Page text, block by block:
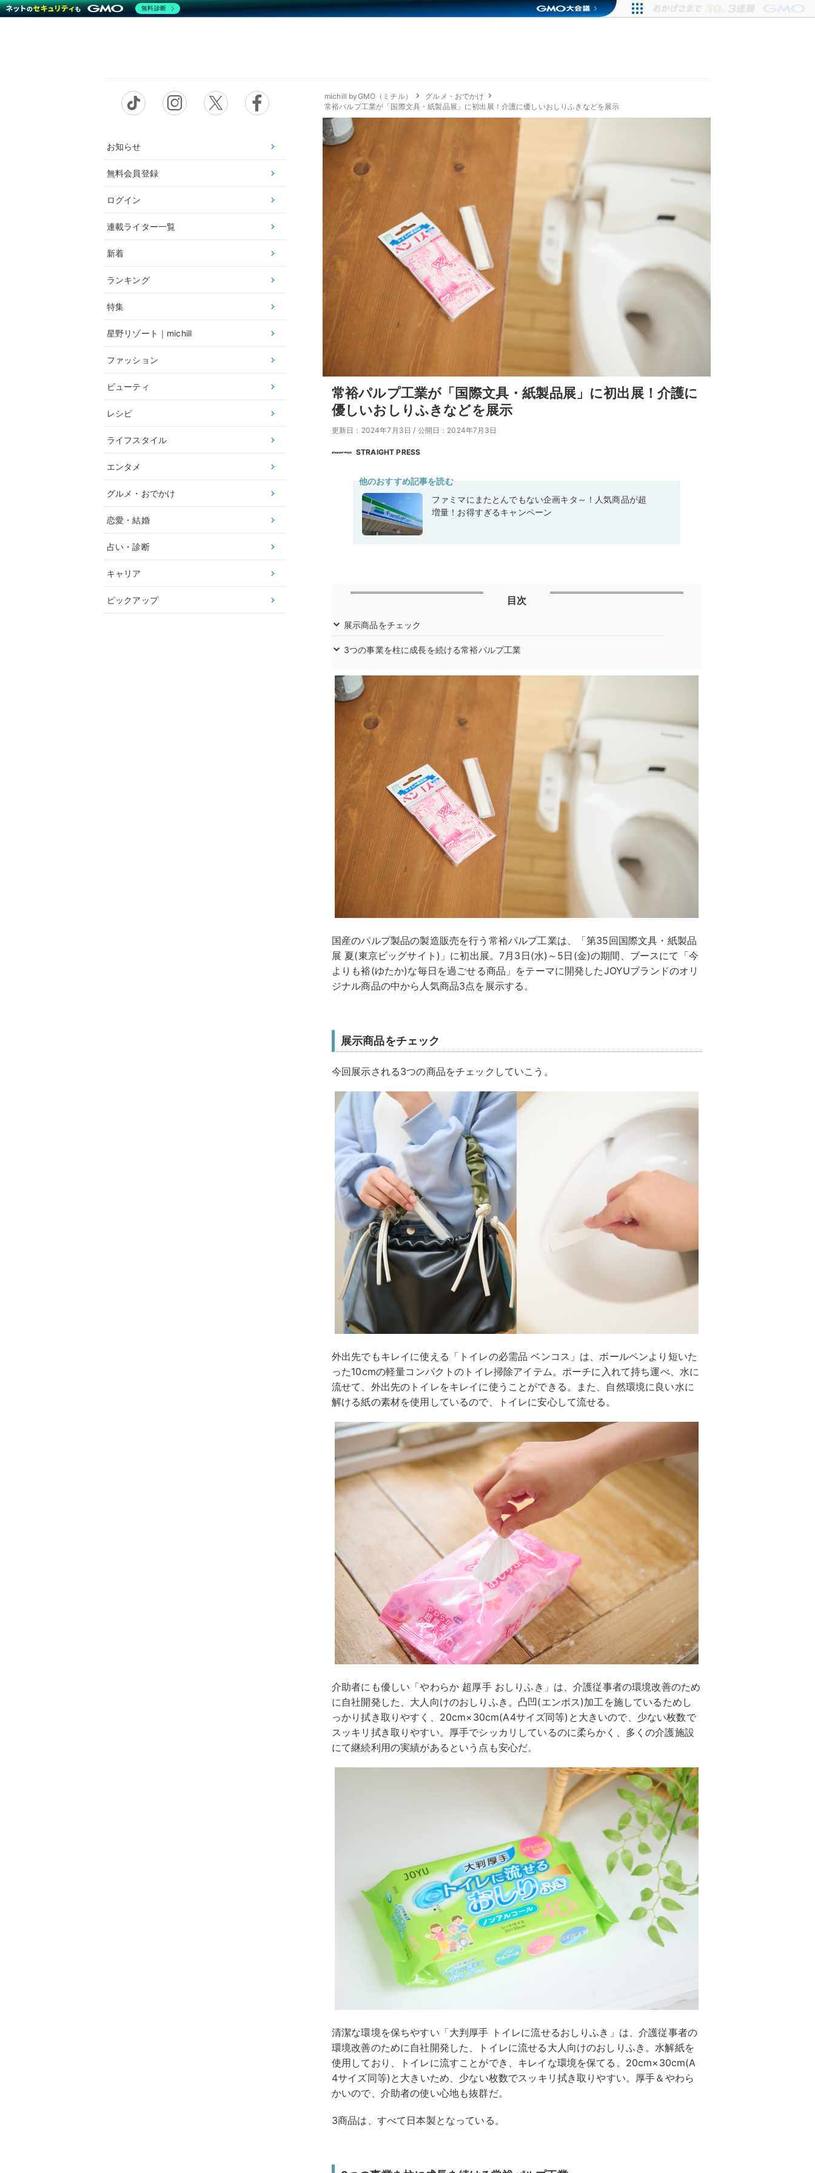
お知らせ
無料会員登録
ログイン
連載ライター一覧
新着
ランキング
特集
星野リゾート｜michill
ファッション
ビューティ
レシピ
ライフスタイル
エンタメ
グルメ・おでかけ
恋愛・結婚
占い・診断
キャリア
ピックアップ
michill byGMO（ミチル）
グルメ・おでかけ
常裕パルプ工業が「国際文具・紙製品展」に初出展！介護に優しいおしりふきなどを展示
常裕パルプ工業が「国際文具・紙製品展」に初出展！介護に
優しいおしりふきなどを展示
更新日：2024年7月3日 / 公開日：2024年7月3日
STRAIGHT PRESS
他のおすすめ記事を読む
ファミマにまたとんでもない企画キタ～！人気商品が超
増量！お得すぎるキャンペーン
目次
展示商品をチェック
3つの事業を柱に成長を続ける常裕パルプ工業
国産のパルプ製品の製造販売を行う常裕パルプ工業は、「第35回国際文具・紙製品
展 夏(東京ビッグサイト)」に初出展。7月3日(水)～5日(金)の期間、ブースにて「今
よりも裕(ゆたか)な毎日を過ごせる商品」をテーマに開発したJOYUブランドのオリ
ジナル商品の中から人気商品3点を展示する。
展示商品をチェック
今回展示される3つの商品をチェックしていこう。
外出先でもキレイに使える「トイレの必需品 ベンコス」は、ボールペンより短いた
った10cmの軽量コンパクトのトイレ掃除アイテム。ポーチに入れて持ち運べ、水に
流せて、外出先のトイレをキレイに使うことができる。また、自然環境に良い水に
解ける紙の素材を使用しているので、トイレに安心して流せる。
介助者にも優しい「やわらか 超厚手 おしりふき」は、介護従事者の環境改善のため
に自社開発した、大人向けのおしりふき。凸凹(エンボス)加工を施しているためし
っかり拭き取りやすく、20cm×30cm(A4サイズ同等)と大きいので、少ない枚数で
スッキリ拭き取りやすい。厚手でシッカリしているのに柔らかく、多くの介護施設
にて継続利用の実績があるという点も安心だ。
清潔な環境を保ちやすい「大判厚手 トイレに流せるおしりふき」は、介護従事者の
環境改善のために自社開発した、トイレに流せる大人向けのおしりふき。水解紙を
使用しており、トイレに流すことができ、キレイな環境を保てる。20cm×30cm(A
4サイズ同等)と大きいため、少ない枚数でスッキリ拭き取りやすい。厚手＆やわら
かいので、介助者の使い心地も抜群だ。
3商品は、すべて日本製となっている。
無料診断